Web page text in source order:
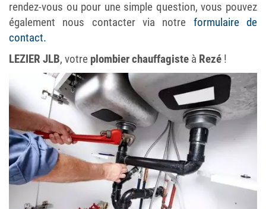
rendez-vous ou pour une simple question, vous pouvez
également nous contacter via notre formulaire de
contact.
LEZIER JLB, votre plombier chauffagiste à Rezé !